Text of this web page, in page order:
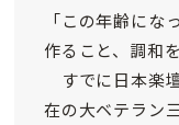
「この年齢にな
作ること、調和
すでに日本楽
在の大ベテラン